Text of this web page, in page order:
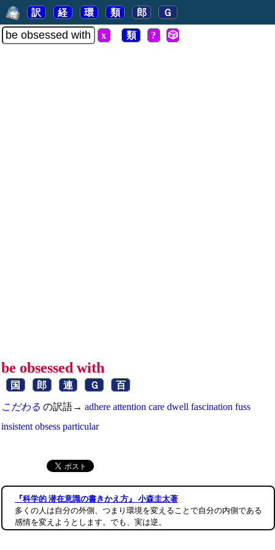
訳 経 環 類 郎 Ｇ
x 類 ? 🎲
be obsessed with
国 郎 連 Ｇ 百
こだわる の訳語→ adhere attention care dwell fascination fuss
insistent obsess particular
『科学的 潜在意識の書きかえ方』 小森圭太著
多くの人は自分の外側、つまり環境を変えることで自分の内側である
感情を変えようとします。でも、実は逆。